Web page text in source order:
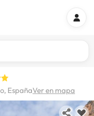
EspañaVer en mapa